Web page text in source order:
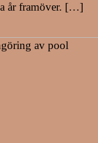
år framöver. […]